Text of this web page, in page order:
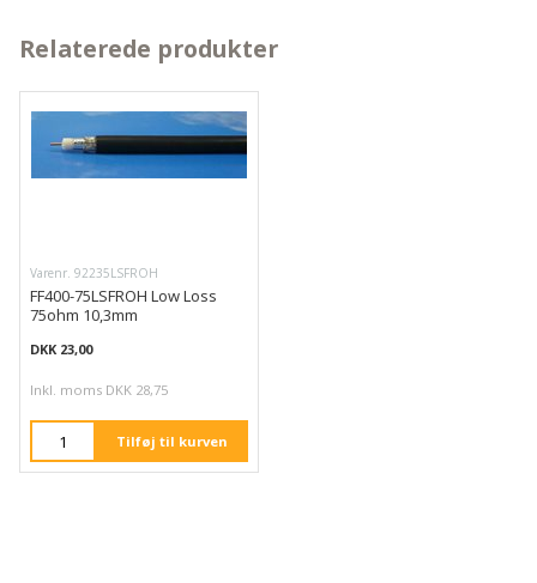
Relaterede produkter
Varenr. 92235LSFROH
FF400-75LSFROH Low Loss
75ohm 10,3mm
DKK 23,00
Inkl. moms DKK 28,75
Tilføj til kurven